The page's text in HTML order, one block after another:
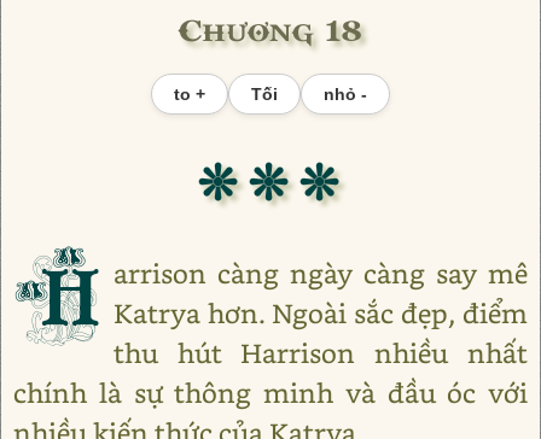
Chương 18
to + Tối nhỏ -
❊ ❊ ❊
H arrison càng ngày càng say mê
Katrya hơn. Ngoài sắc đẹp, điểm
thu hút Harrison nhiều nhất
chính là sự thông minh và đầu óc với